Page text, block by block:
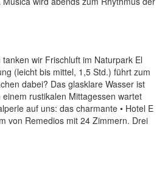
wir Frischluft im Naturpark El
(leicht bis mittel, 1,5 Std.) führt zum
dabei? Das glasklare Wasser ist
rustikalen Mittagessen wartet
auf uns: das charmante • Hotel E
von Remedios mit 24 Zimmern. Drei